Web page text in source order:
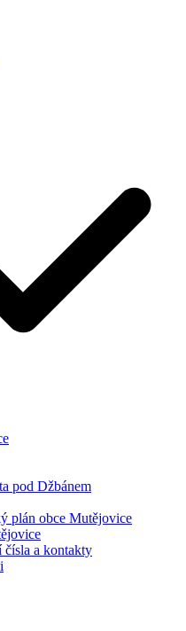
pod Džbánem
plán obce Mutějovice
čísla a kontakty